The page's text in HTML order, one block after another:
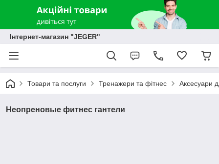
Інтернет-магазин "JEGER"
Товари та послуги Тренажери та фітнес Аксесуари
Неопреновые фитнес гантели